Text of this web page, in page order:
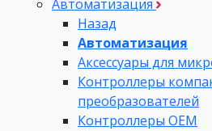
Автоматизация
Назад
Автоматизация
Аксессуары для
Контроллеры
преобразователей
Контроллеры ОЕМ